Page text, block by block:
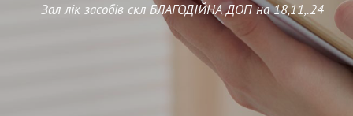
Зал лік засобів скл БЛАГОДІЙНА ДОП на 18,11,.24